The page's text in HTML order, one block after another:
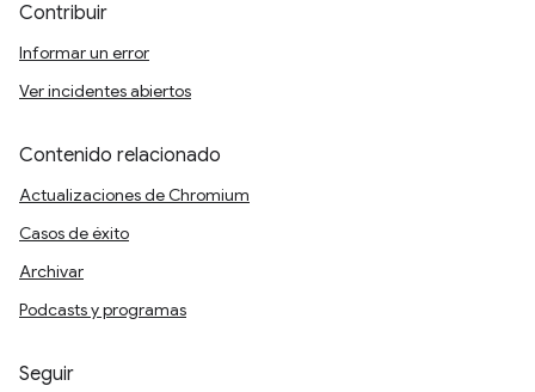
Contribuir
Informar un error
Ver incidentes abiertos
Contenido relacionado
Actualizaciones de Chromium
Casos de éxito
Archivar
Podcasts y programas
Seguir